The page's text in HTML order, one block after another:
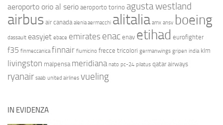
aeroporto orio al serio aeroporto torino agusta westland
airbus air canada alenia aermacchi alitalia amx ansv boeing
dassault easyjet ebace emirates enac enav etihad eurofighter
f35 finmeccanica finnair fiumicino frecce tricolori germanwings gripen india klm
livingston malpensa meridiana nato pc-24 pilatus qatar airways
ryanair saab united airlines vueling
IN EVIDENZA